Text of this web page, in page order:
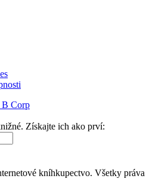
B Corp
Získajte ich ako prví:
kníhkupectvo. Všetky práva